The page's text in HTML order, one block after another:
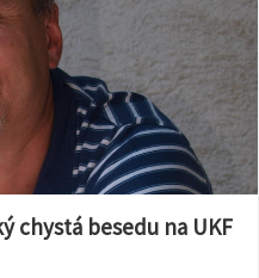
chystá besedu na UKF